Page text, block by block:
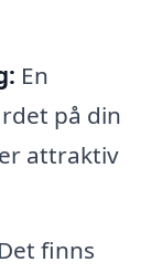
En
på din
attraktiv
Det finns